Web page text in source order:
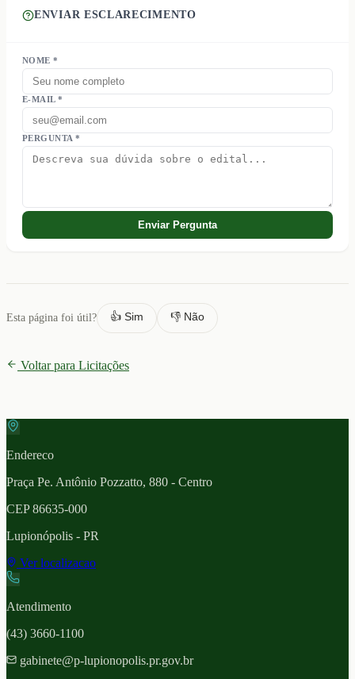
ENVIAR ESCLARECIMENTO
NOME *
E-MAIL *
PERGUNTA *
Enviar Pergunta
Esta página foi útil? 👍 Sim 👎 Não
Voltar para Licitações
Endereco
Praça Pe. Antônio Pozzatto, 880 - Centro
CEP86635-000
Lupionópolis - PR
Ver localizacao
Atendimento
(43) 3660-1100
gabinete@p-lupionopolis.pr.gov.br